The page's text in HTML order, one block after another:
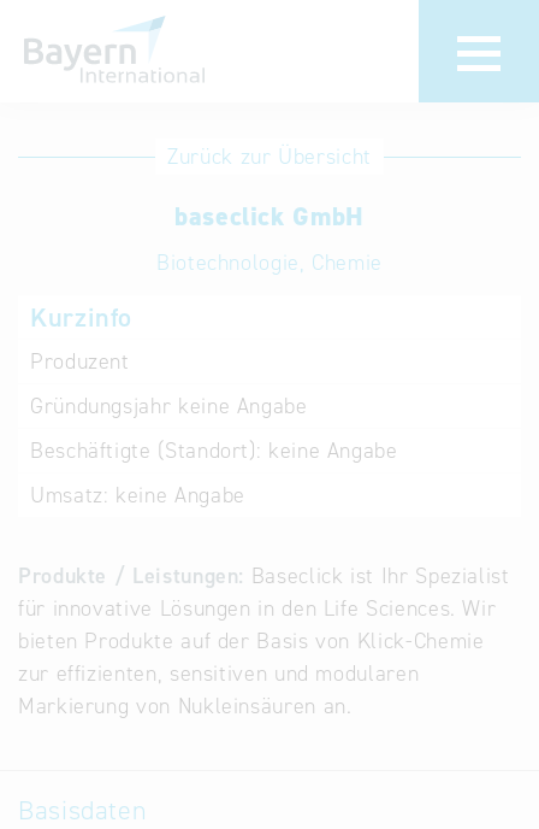
Anmeldung
Unternehmen
anmelden
Eintrag
löschen
Aktualisieren
Bavaria“
Datenbank
Alternative
Datenbanken
aus
Österreich
und der
Zurück zur Übersicht
baseclick GmbH
Biotechnologie, Chemie
Kurzinfo
Produzent
Gründungsjahr keine Angabe
Beschäftigte (Standort): keine Angabe
Umsatz: keine Angabe
Produkte / Leistungen: Baseclick ist Ihr Spezialist
für innovative Lösungen in den Life Sciences. Wir
bieten Produkte auf der Basis von Klick-Chemie
zur effizienten, sensitiven und modularen
Markierung von Nukleinsäuren an.
Basisdaten